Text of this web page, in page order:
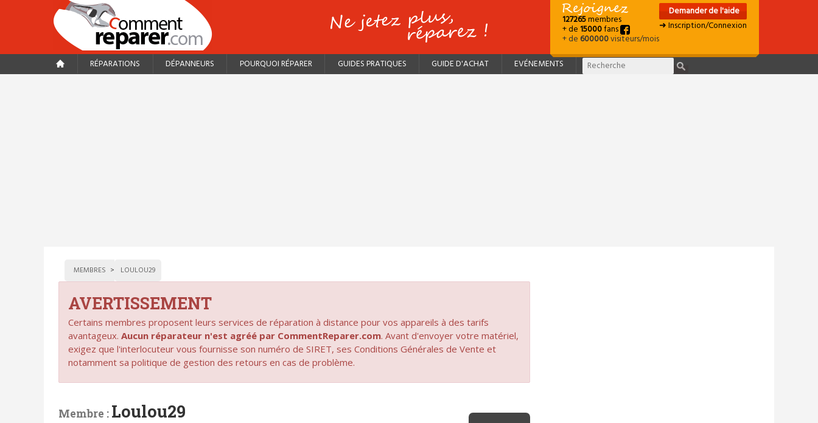
127265membres
+ de15000fans
+ de600000visiteurs/mois
Demander de l'aide
➜ Inscription/Connexion
RÉPARATIONS DÉPANNEURS POURQUOI RÉPARER GUIDES PRATIQUES GUIDE D'ACHAT EVÉNEMENTS
MEMBRES LOULOU29
AVERTISSEMENT
Certains membres proposent leurs services de réparation à distance pour vos appareils à des tarifs
avantageux. Aucun réparateur n'est agréé par CommentReparer.com. Avant d'envoyer votre matériel,
exigez que l'interlocuteur vous fournisse son numéro de SIRET, ses Conditions Générales de Vente et
notamment sa politique de gestion des retours en cas de problème.
Membre : Loulou29